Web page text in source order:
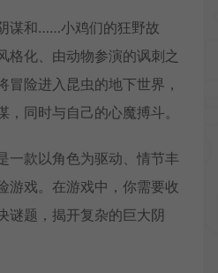
谋和……小鸡们的狂野故
格化、由动物参演的讽刺之
冒险进入昆虫的地下世界，
同时与自己的心魔搏斗。
一款以角色为驱动、情节丰
游戏。在游戏中，你需要收
谜题，揭开复杂的巨大阴